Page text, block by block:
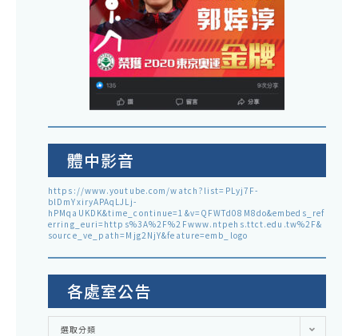
體中影音
https://www.youtube.com/watch?list=PLyj7F-
blDmYxiryAPAqLJLj-
hPMqaUKDK&time_continue=1&v=QFWTd08M8do&embeds_ref
erring_euri=https%3A%2F%2Fwww.ntpehs.ttct.edu.tw%2F&
source_ve_path=Mjg2NjY&feature=emb_logo
各處室公告
各
選取分類